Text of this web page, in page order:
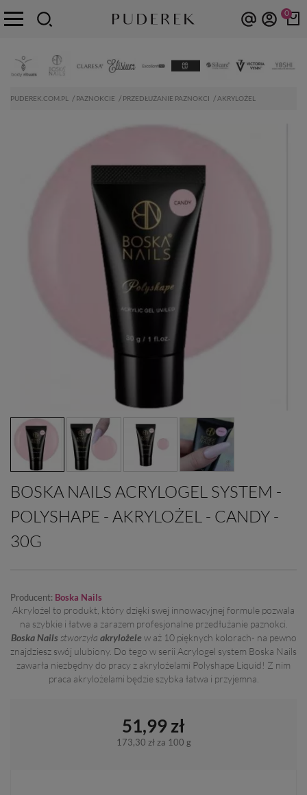
0
PUDEREK.COM.PL PAZNOKCIE PRZEDŁUŻANIE PAZNOKCI AKRYLOŻEL
BOSKA NAILS ACRYLOGEL SYSTEM -
POLYSHAPE - AKRYLOŻEL - CANDY -
30G
Producent: Boska Nails
Akrylożel to produkt, który dzięki swej innowacyjnej formule pozwala
na szybkie i łatwe a zarazem profesjonalne przedłużanie paznokci.
Boska Nails stworzyła akrylożelew aż 10 pięknych kolorach- na pewno
znajdziesz swój ulubiony. Do tego w serii Acrylogel system Boska Nails
zawarła niezbędny do pracy z akrylożelami Polyshape Liquid! Z nim
praca akrylożelami będzie szybka łatwa i przyjemna.
51,99 zł
173,30 złza 100 g